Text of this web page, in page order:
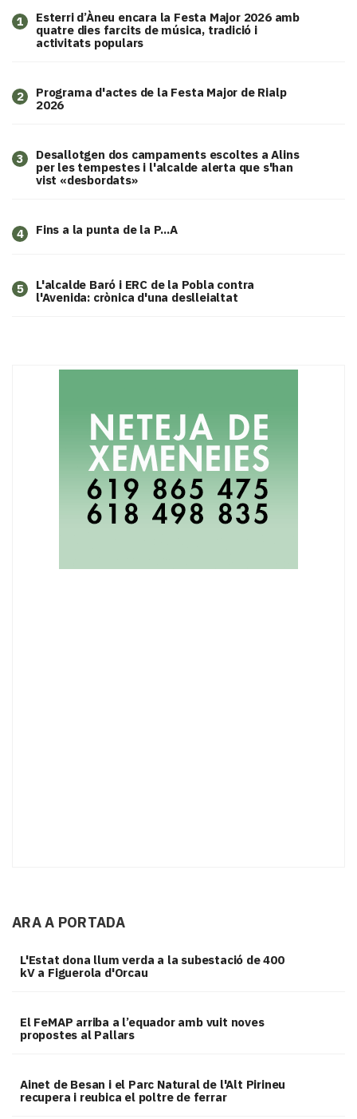
1
Esterri d’Àneu encara la Festa Major 2026 amb
quatre dies farcits de música, tradició i
activitats populars
2
Programa d'actes de la Festa Major de Rialp
2026
3
​Desallotgen dos campaments escoltes a Alins
per les tempestes i l'alcalde alerta que s'han
vist «desbordats»
4 Fins a la punta de la P...A
5
L'alcalde Baró i ERC de la Pobla contra
l'Avenida: crònica d'una deslleialtat
ARA A PORTADA
L'Estat dona llum verda a la subestació de 400
kV a Figuerola d'Orcau
El FeMAP arriba a l’equador amb vuit noves
propostes al Pallars
Ainet de Besan i el Parc Natural de l'Alt Pirineu
recupera i reubica el poltre de ferrar